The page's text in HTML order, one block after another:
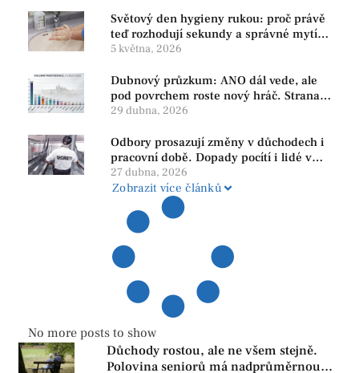
Světový den hygieny rukou: proč právě
teď rozhodují sekundy a správné mytí
rukou
5 května, 2026
Dubnový průzkum: ANO dál vede, ale
pod povrchem roste nový hráč. Strana
PRO se drží nejvýš mezi menšími
29 dubna, 2026
Odbory prosazují změny v důchodech i
pracovní době. Dopady pocítí i lidé v
našem regionu
27 dubna, 2026
Zobrazit více článků
No more posts to show
Důchody rostou, ale ne všem stejně.
Polovina seniorů má nadprůměrnou